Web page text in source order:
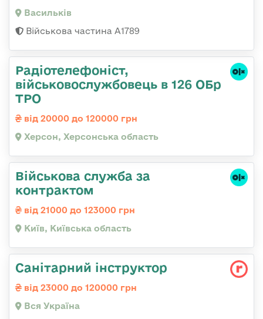
Васильків
Військова частина А1789
Радіотелефоніст,
військовослужбовець в 126 ОБр
ТРО
від 20000 до 120000 грн
Херсон, Херсонська область
Військова служба за
контрактом
від 21000 до 123000 грн
Київ, Київська область
Санітарний інструктор
від 23000 до 120000 грн
Вся Україна